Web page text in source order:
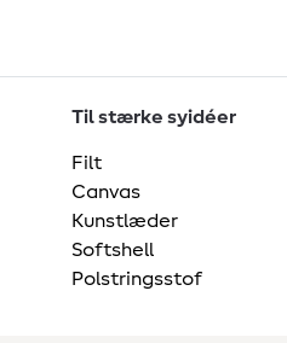
Til stærke syidéer
Filt
Canvas
Kunstlæder
Softshell
Polstringsstof